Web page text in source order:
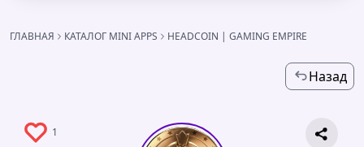
ГЛАВНАЯ КАТАЛОГ MINI APPS HEADCOIN | GAMING EMPIRE
Назад
1